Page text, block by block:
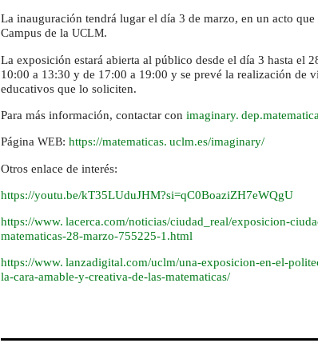
La inauguración tendrá lugar el día 3 de marzo, en un acto
Campus de laUCLM.
La exposición estará abierta al público desde el día 3 hasta el
10:00 a 13:30 y de 17:00 a 19:00 y se prevé la realización de
educativos que lo soliciten.
Para más información, contactar conimaginary. dep.
PáginaWEB:https://matematicas. uclm.es/imaginary/
Otros enlace de interés:
https://youtu.be/kT35LUduJHM?si=qC0BoaziZH7eWQgU
https://www. lacerca.com/noticias/ciudad_real/exposicion-
matematicas-28-marzo-755225-1.html
https://www. lanzadigital.com/uclm/una-exposicion-en-el-
la-cara-amable-y-creativa-de-las-matematicas/